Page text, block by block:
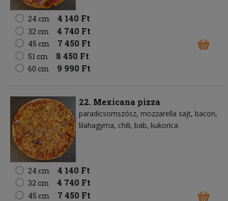
24 cm 4 140 Ft
32 cm 4 740 Ft
45 cm 7 450 Ft
51 cm 8 450 Ft
60 cm 9 990 Ft
22. Mexicana pizza
paradicsomszósz mozzarella sajt bacon
lilahagyma chili bab kukorica
24 cm 4 140 Ft
32 cm 4 740 Ft
45 cm 7 450 Ft